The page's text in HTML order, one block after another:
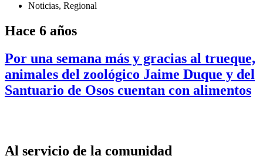
Noticias, Regional
Hace 6 años
Por una semana más y gracias al trueque,
animales del zoológico Jaime Duque y del
Santuario de Osos cuentan con alimentos
Al servicio de la comunidad